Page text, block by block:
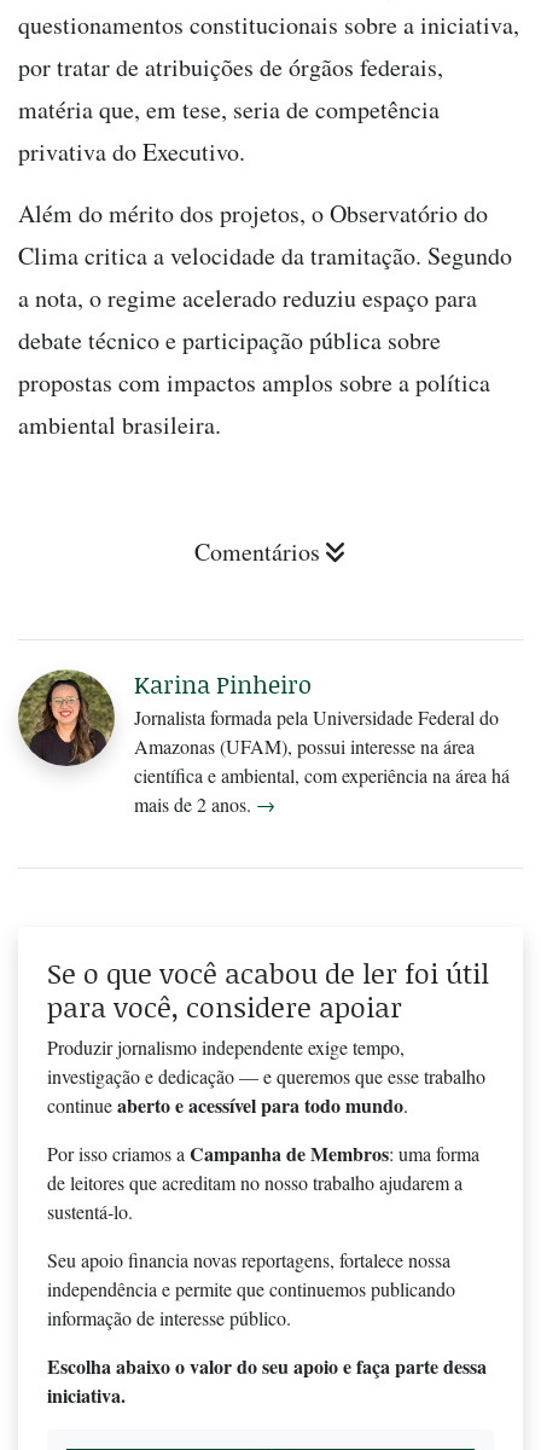
questionamentos constitucionais sobre a iniciativa,
por tratar de atribuições de órgãos federais,
matéria que, em tese, seria de competência
privativa do Executivo.
Além do mérito dos projetos, o Observatório do
Clima critica a velocidade da tramitação. Segundo
a nota, o regime acelerado reduziu espaço para
debate técnico e participação pública sobre
propostas com impactos amplos sobre a política
ambiental brasileira.
Comentários
Karina Pinheiro
Jornalista formada pela Universidade Federal do
Amazonas (UFAM), possui interesse na área
científica e ambiental, com experiência na área há
mais de 2 anos. →
Se o que você acabou de ler foi útil
para você, considere apoiar
Produzir jornalismo independente exige tempo,
investigação e dedicação — e queremos que esse trabalho
continueaberto e acessível para todo mundo.
Por isso criamos a Campanha de Membros: uma forma
de leitores que acreditam no nosso trabalho ajudarem a
sustentá-lo.
Seu apoio financia novas reportagens, fortalece nossa
independência e permite que continuemos publicando
informação de interesse público.
Escolha abaixo o valor do seu apoio e faça parte dessa
iniciativa.